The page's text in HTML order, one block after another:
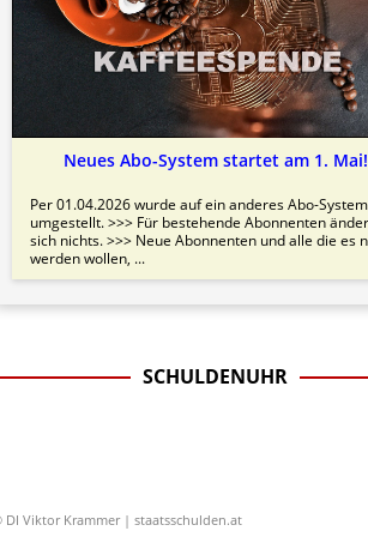
Neues Abo-System startet am 1. Mai!
Per 01.04.2026 wurde auf ein anderes Abo-System
umgestellt. >>> Für bestehende Abonnenten
sich nichts. >>> Neue Abonnenten und alle die es
werden wollen, ...
SCHULDENUHR
DI Viktor Krammer | staatsschulden.at